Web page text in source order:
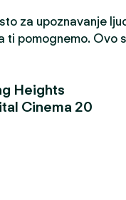
za upoznavanje
ti pomognemo. Ovo
Heights
Cinema 20